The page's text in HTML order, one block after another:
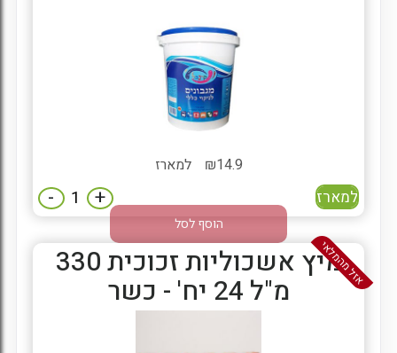
14.9
₪ למארז
למארז +
-
הוסף לסל
אזל מהמלאי מיץ אשכוליות זכוכית 330
מ"ל 24 יח' - כשר